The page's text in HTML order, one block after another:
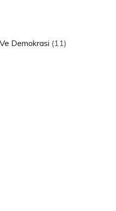
Demokrasi (11)